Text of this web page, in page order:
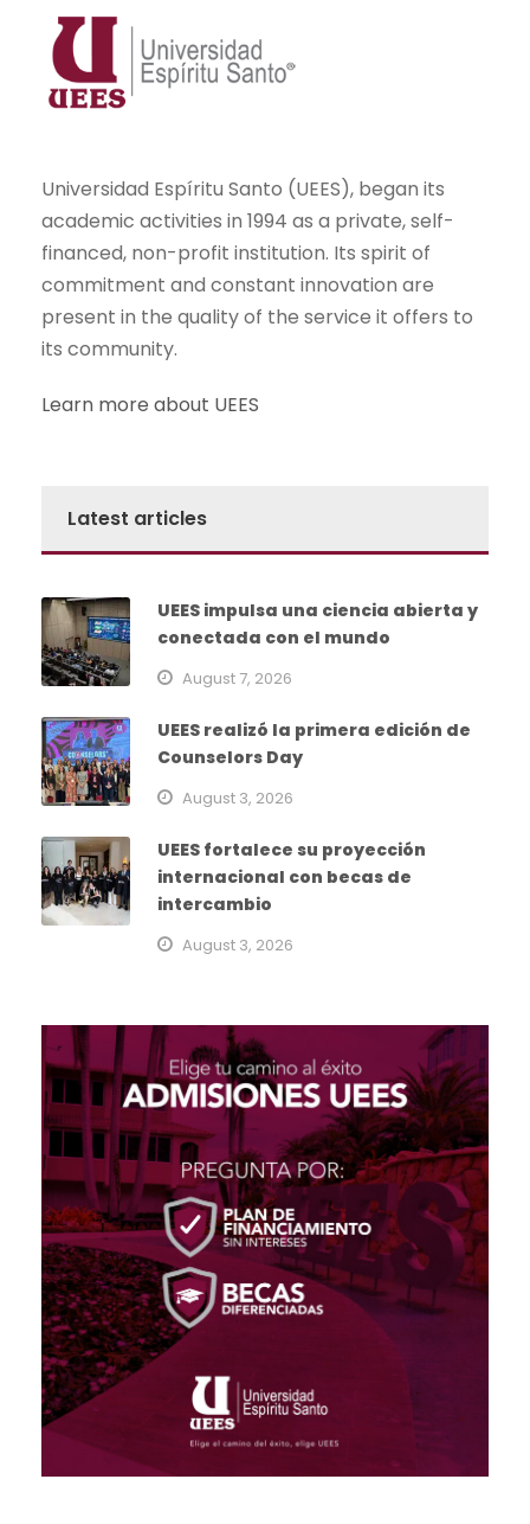
Universidad Espíritu Santo (UEES), began its
academic activities in 1994 as a private, self-
financed, non-profit institution. Its spirit of
commitment and constant innovation are
present in the quality of the service it offers to
its community.
Learn more about UEES
Latest articles
UEES impulsa una ciencia abierta y
conectada con el mundo
August 7, 2026
UEES realizó la primera edición de
Counselors Day
August 3, 2026
UEES fortalece su proyección
internacional con becas de
intercambio
August 3, 2026